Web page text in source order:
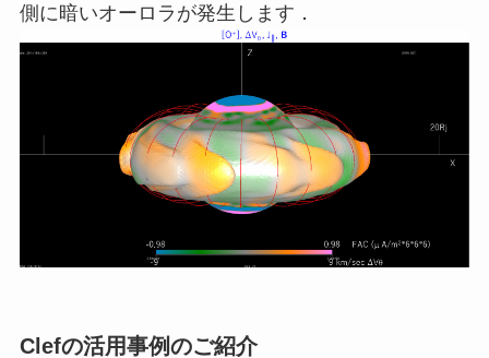
側に暗いオーロラが発生します．
Clefの活用事例のご紹介